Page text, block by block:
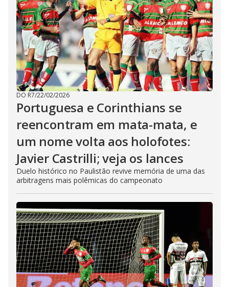
DO R7/22/02/2026
Portuguesa e Corinthians se
reencontram em mata-mata, e
um nome volta aos holofotes:
Javier Castrilli; veja os lances
Duelo histórico no Paulistão revive memória de uma das
arbitragens mais polêmicas do campeonato